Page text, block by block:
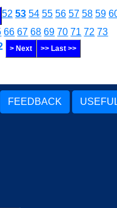
52 53 54 55 56 57 58 59
66 67 68 69 70 71 72 73
> Next >> Last >>
FEEDBACK